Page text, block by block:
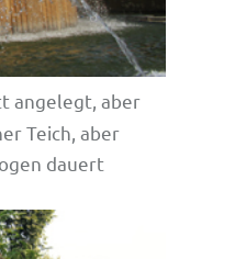
angelegt, aber
Teich, aber
dauert